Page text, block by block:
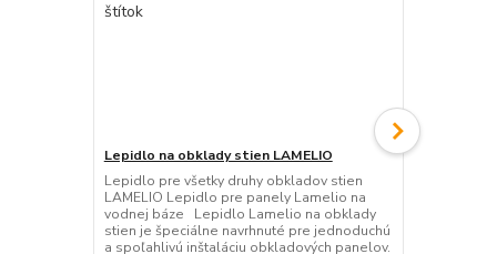
Lepidlo na obklady stien LAMELIO
Lepidlo pre všetky druhy obkladov stien
LAMELIO Lepidlo pre panely Lamelio na
vodnej báze Lepidlo Lamelio na obklady
stien je špeciálne navrhnuté pre jednoduchú
a spoľahlivú inštaláciu obkladových panelov.